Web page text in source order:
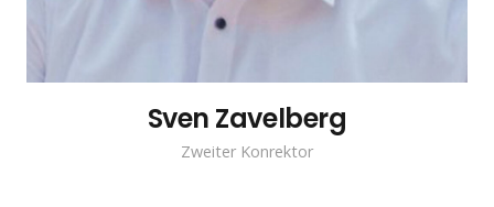
Sven Zavelberg
Zweiter Konrektor